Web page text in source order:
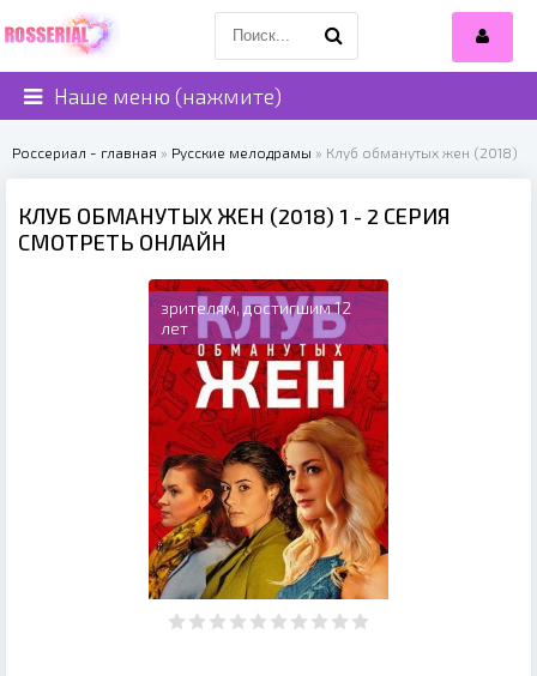
Наше меню (нажмите)
Россериал - главная » Русские мелодрамы » Клуб обманутых жен (2018)
КЛУБ ОБМАНУТЫХ ЖЕН (2018) 1 - 2 СЕРИЯ
СМОТРЕТЬ ОНЛАЙН
зрителям, достигшим 12
лет